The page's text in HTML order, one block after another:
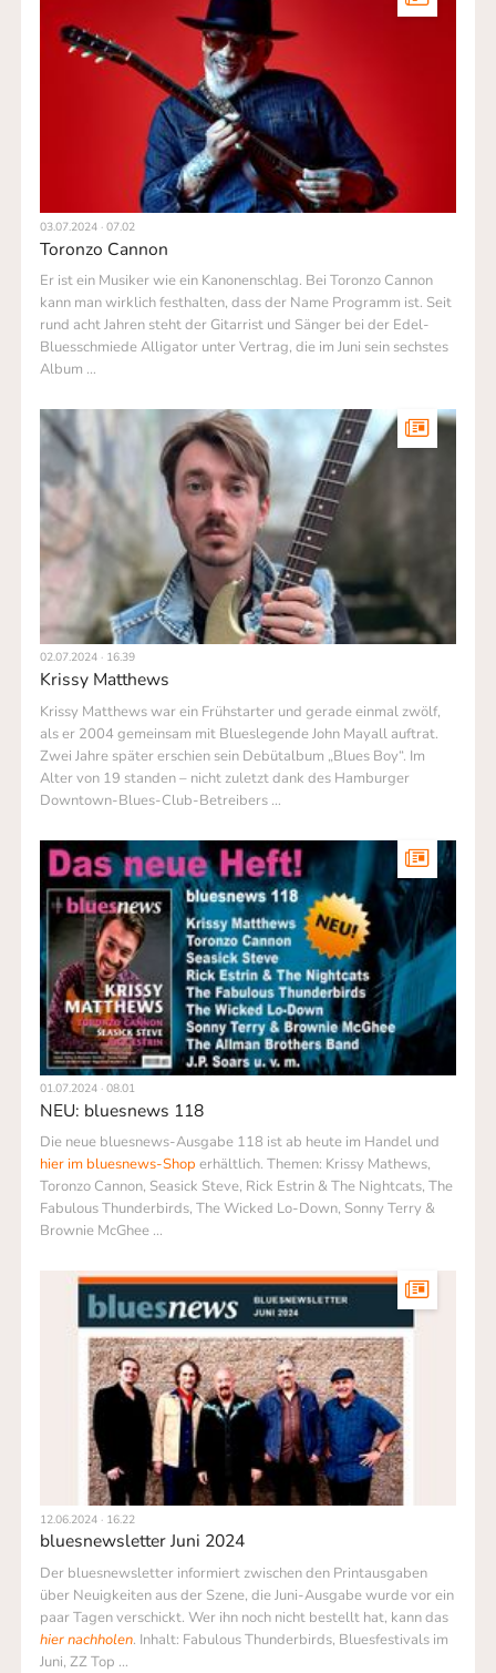
03.07.2024 · 07.02
Toronzo Cannon
Er ist ein Musiker wie ein Kanonenschlag. Bei Toronzo Cannon
kann man wirklich festhalten, dass der Name Programm ist. Seit
rund acht Jahren steht der Gitarrist und Sänger bei der Edel-
Bluesschmiede Alligator unter Vertrag, die im Juni sein sechstes
Album …
02.07.2024 · 16.39
Krissy Matthews
Krissy Matthews war ein Frühstarter und gerade einmal zwölf,
als er 2004 gemeinsam mit Blueslegende John Mayall auftrat.
Zwei Jahre später erschien sein Debütalbum „Blues Boy“. Im
Alter von 19 standen – nicht zuletzt dank des Hamburger
Down­town-Blues-Club-Betreibers …
01.07.2024 · 08.01
NEU: bluesnews 118
Die neue bluesnews-Ausgabe 118 ist ab heute im Handel und
hier im bluesnews-Shop erhältlich. Themen: Krissy Mathews,
Toronzo Cannon, Seasick Steve, Rick Estrin & The Nightcats, The
Fabulous Thunder­birds, The Wicked Lo-Down, Sonny Terry &
Brownie McGhee ...
12.06.2024 · 16.22
bluesnewsletter Juni 2024
Der bluesnewsletter informiert zwischen den Printausgaben
über Neuigkeiten aus der Szene, die Juni-Ausgabe wurde vor ein
paar Tagen verschickt. Wer ihn noch nicht bestellt hat, kann das
hier nachholen. Inhalt: Fabulous Thunderbirds, Bluesfestivals im
Juni, ZZ Top …